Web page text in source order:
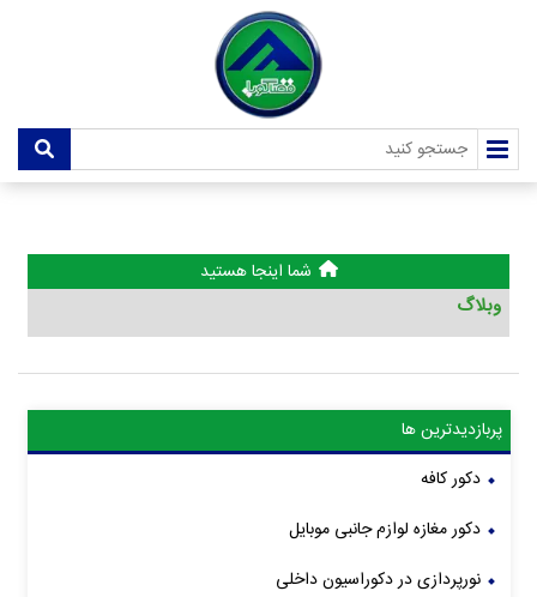
شما اینجا هستید
وبلاگ
پربازدیدترین ها
دکور کافه
دکور مغازه لوازم جانبی موبایل
نورپردازی در دکوراسیون داخلی